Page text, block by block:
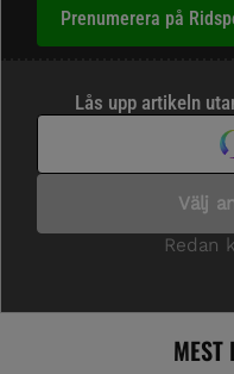
Prenumerera på
MEST